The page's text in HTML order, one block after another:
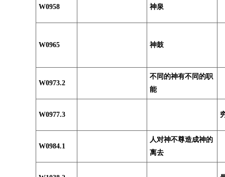
W0958 神泉
W0965 神鼓
W0973.2
不同的神有不同的职
能
W0977.3
W0984.1
人对神不尊造成神的
离去